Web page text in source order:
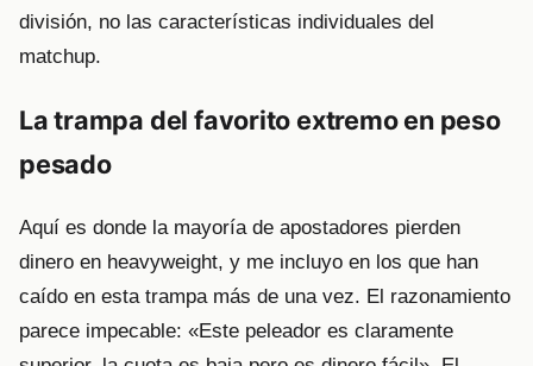
división, no las características individuales del
matchup.
La trampa del favorito extremo en peso
pesado
Aquí es donde la mayoría de apostadores pierden
dinero en heavyweight, y me incluyo en los que han
caído en esta trampa más de una vez. El razonamiento
parece impecable: «Este peleador es claramente